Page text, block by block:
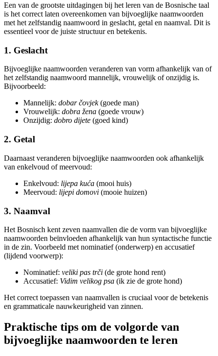
Een van de grootste uitdagingen bij het leren van de Bosnische taal
is het correct laten overeenkomen van bijvoeglijke naamwoorden
met het zelfstandig naamwoord in geslacht, getal en naamval. Dit is
essentieel voor de juiste structuur en betekenis.
1. Geslacht
Bijvoeglijke naamwoorden veranderen van vorm afhankelijk van of
het zelfstandig naamwoord mannelijk, vrouwelijk of onzijdig is.
Bijvoorbeeld:
Mannelijk: dobar čovjek(goede man)
Vrouwelijk: dobra žena (goede vrouw)
Onzijdig: dobro dijete (goed kind)
2. Getal
Daarnaast veranderen bijvoeglijke naamwoorden ook afhankelijk
van enkelvoud of meervoud:
Enkelvoud: lijepa kuća (mooi huis)
Meervoud: lijepi domovi (mooie huizen)
3. Naamval
Het Bosnisch kent zeven naamvallen die de vorm van bijvoeglijke
naamwoorden beïnvloeden afhankelijk van hun syntactische functie
in de zin. Voorbeeld met nominatief (onderwerp) en accusatief
(lijdend voorwerp):
Nominatief: veliki pas trči (de grote hond rent)
Accusatief: Vidim velikog psa (ik zie de grote hond)
Het correct toepassen van naamvallen is cruciaal voor de betekenis
en grammaticale nauwkeurigheid van zinnen.
Praktische tips om de volgorde van
bijvoeglijke naamwoorden te leren